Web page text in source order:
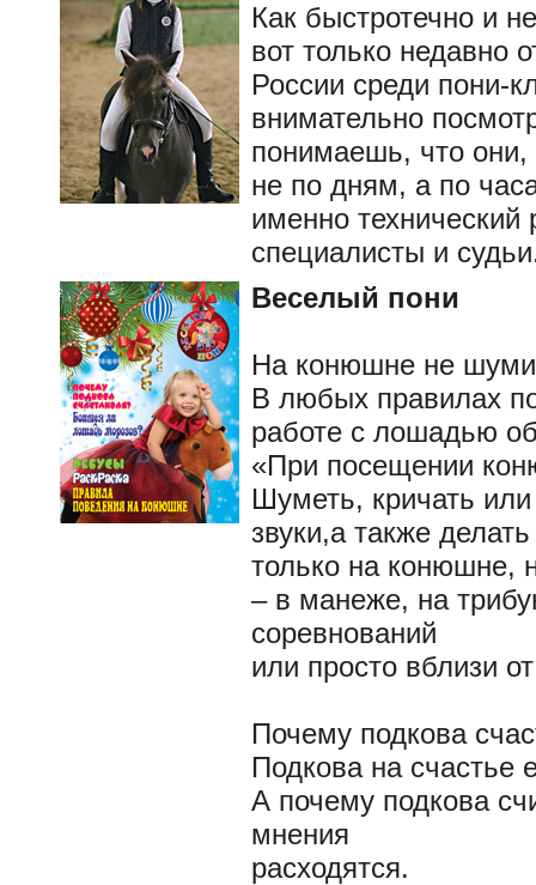
Как быстротечно и
вот только недавно
России среди пони-
внимательно
понимаешь, что они,
не по дням, а по
именно технический
специалисты и
Веселый пони
На конюшне не
В любых правилах
работе с лошадью
«При посещении
Шуметь, кричать
звуки,а также
только на конюшне,
– в манеже, на
соревнований
или просто вблизи
Почему подкова
Подкова на счастье
А почему подкова
мнения
расходятся.